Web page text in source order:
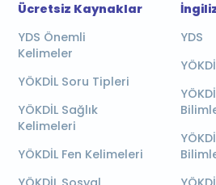
Ücretsiz Kaynaklar
YDS Önemli
Kelimeler
YÖKDİL Soru Tipleri
YÖKDİL Sağlık
Kelimeleri
YÖKDİL Fen Kelimeleri
YDS